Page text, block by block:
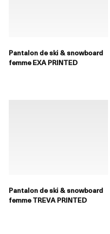
Pantalon de ski & snowboard
femme EXA PRINTED
Pantalon de ski & snowboard
femme TREVA PRINTED